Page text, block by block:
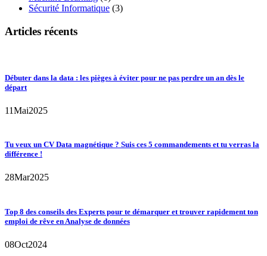
Sécurité Informatique (3)
Articles récents
Débuter dans la data : les pièges à éviter pour ne pas perdre un an dès le
départ
11Mai2025
Tu veux un CV Data magnétique ? Suis ces 5 commandements et tu verras la
différence !
28Mar2025
Top 8 des conseils des Experts pour te démarquer et trouver rapidement ton
emploi de rêve en Analyse de données
08Oct2024